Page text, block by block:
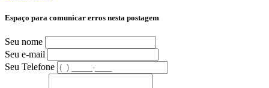
Espaço para comunicar erros nesta postagem
Seu nome
Seu e-mail
Seu Telefone